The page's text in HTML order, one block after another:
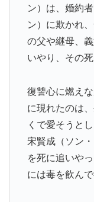
ン）は、婚約
ン）に欺かれ
の父や継母、
いやり、その
復讐心に燃え
に現れたのは
くで愛そうと
宋賢成（ソン
を死に追いや
には毒を飲ん